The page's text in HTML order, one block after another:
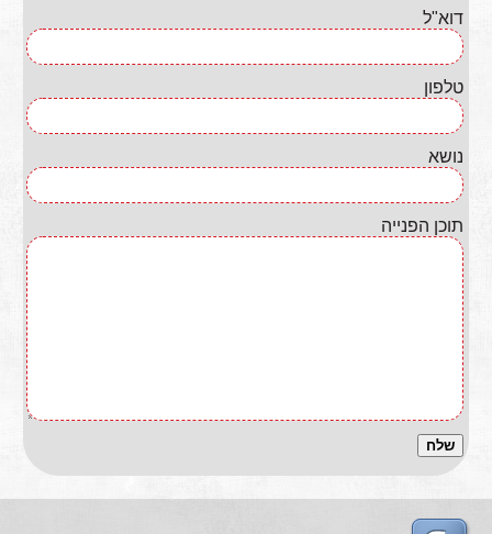
דוא"ל
טלפון
נושא
תוכן הפנייה